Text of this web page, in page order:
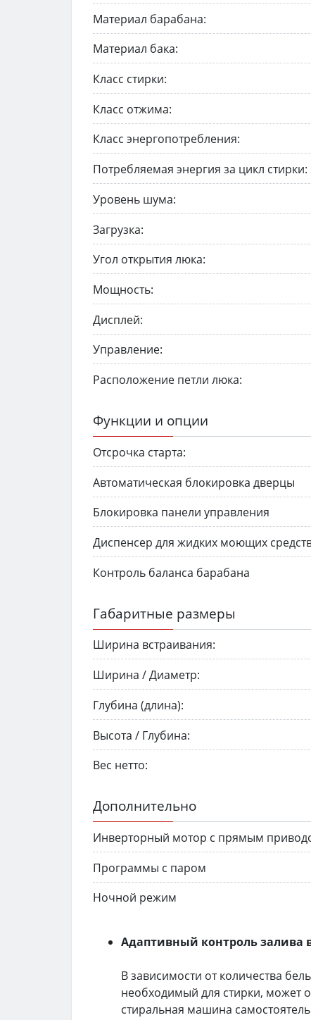
Материал барабана:
Материал бака:
Класс стирки:
Класс отжима:
Класс энергопотребления:
Потребляемая энергия за цикл стирки:
Уровень шума:
Загрузка:
Угол открытия люка:
Мощность:
Дисплей:
Управление:
Расположение петли люка:
Функции и опции
Отсрочка старта:
Автоматическая блокировка дверцы
Блокировка панели управления
Диспенсер для жидких моющих
Контроль баланса барабана
Габаритные размеры
Ширина встраивания:
Ширина / Диаметр:
Глубина (длина):
Высота / Глубина:
Вес нетто:
Дополнительно
Инверторный мотор с прямым
Программы с паром
Ночной режим
Адаптивный контроль залива
В зависимости от количества
необходимый для стирки, может
стиральная машина